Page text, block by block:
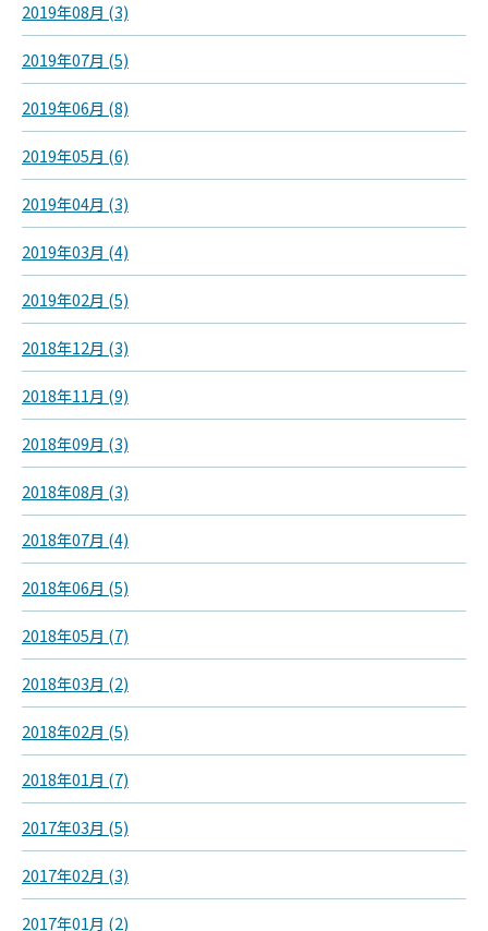
2019年08月 (3)
2019年07月 (5)
2019年06月 (8)
2019年05月 (6)
2019年04月 (3)
2019年03月 (4)
2019年02月 (5)
2018年12月 (3)
2018年11月 (9)
2018年09月 (3)
2018年08月 (3)
2018年07月 (4)
2018年06月 (5)
2018年05月 (7)
2018年03月 (2)
2018年02月 (5)
2018年01月 (7)
2017年03月 (5)
2017年02月 (3)
2017年01月 (2)